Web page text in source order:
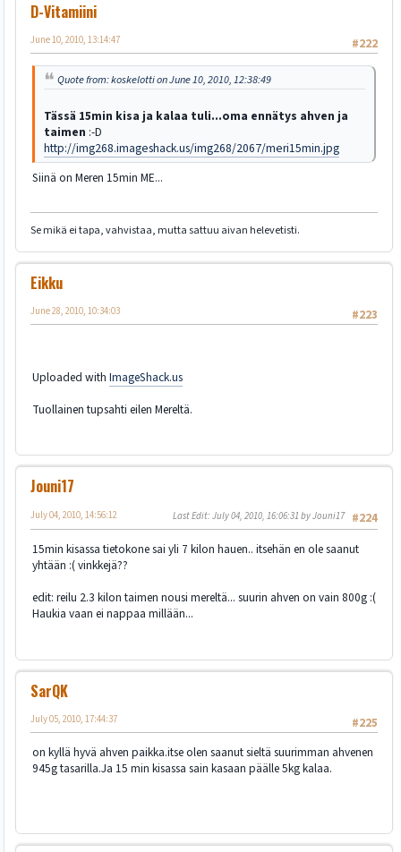
D-Vitamiini
#222
June 10, 2010, 13:14:47
Quote from: koskelotti on June 10, 2010, 12:38:49
Tässä 15min kisa ja kalaa tuli...oma ennätys ahven ja
taimen :-D
http://img268.imageshack.us/img268/2067/meri15min.jpg
Siinä on Meren 15min ME...
Se mikä ei tapa, vahvistaa, mutta sattuu aivan helevetisti.
Eikku
#223
June 28, 2010, 10:34:03
Uploaded with ImageShack.us
Tuollainen tupsahti eilen Mereltä.
Jouni17
#224
July 04, 2010, 14:56:12 Last Edit: July 04, 2010, 16:06:31 by Jouni17
15min kisassa tietokone sai yli 7 kilon hauen.. itsehän en ole saanut
yhtään :( vinkkejä??
edit: reilu 2.3 kilon taimen nousi mereltä... suurin ahven on vain 800g :(
Haukia vaan ei nappaa millään...
SarQK
#225
July 05, 2010, 17:44:37
on kyllä hyvä ahven paikka.itse olen saanut sieltä suurimman ahvenen
945g tasarilla.Ja 15 min kisassa sain kasaan päälle 5kg kalaa.